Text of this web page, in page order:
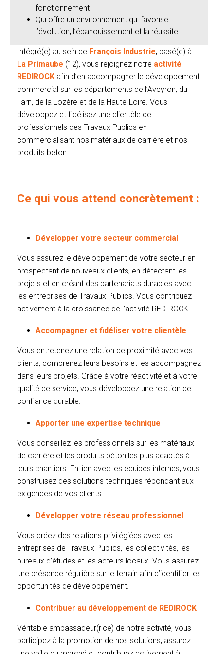
fonctionnement
Qui offre un environnement qui favorise
l’évolution, l’épanouissement et la réussite.
Intégré(e) au sein de François Industrie, basé(e) à
La Primaube (12), vous rejoignez notre activité
REDIROCK afin d’en accompagner le développement
commercial sur les départements de l’Aveyron, du
Tarn, de la Lozère et de la Haute-Loire. Vous
développez et fidélisez une clientèle de
professionnels des Travaux Publics en
commercialisant nos matériaux de carrière et nos
produits béton.
Ce qui vous attend concrètement :
Développer votre secteur commercial
Vous assurez le développement de votre secteur en
prospectant de nouveaux clients, en détectant les
projets et en créant des partenariats durables avec
les entreprises de Travaux Publics. Vous contribuez
activement à la croissance de l’activité REDIROCK.
Accompagner et fidéliser votre clientèle
Vous entretenez une relation de proximité avec vos
clients, comprenez leurs besoins et les accompagnez
dans leurs projets. Grâce à votre réactivité et à votre
qualité de service, vous développez une relation de
confiance durable.
Apporter une expertise technique
Vous conseillez les professionnels sur les matériaux
de carrière et les produits béton les plus adaptés à
leurs chantiers. En lien avec les équipes internes, vous
construisez des solutions techniques répondant aux
exigences de vos clients.
Développer votre réseau professionnel
Vous créez des relations privilégiées avec les
entreprises de Travaux Publics, les collectivités, les
bureaux d’études et les acteurs locaux. Vous assurez
une présence régulière sur le terrain afin d’identifier les
opportunités de développement.
Contribuer au développement de REDIROCK
Véritable ambassadeur(rice) de notre activité, vous
participez à la promotion de nos solutions, assurez